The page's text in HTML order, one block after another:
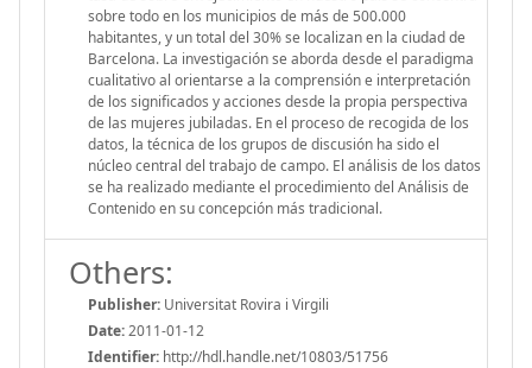
sobre todo en los municipios de más de 500.000
habitantes, y un total del 30% se localizan en la ciudad de
Barcelona. La investigación se aborda desde el paradigma
cualitativo al orientarse a la comprensión e interpretación
de los significados y acciones desde la propia perspectiva
de las mujeres jubiladas. En el proceso de recogida de los
datos, la técnica de los grupos de discusión ha sido el
núcleo central del trabajo de campo. El análisis de los datos
se ha realizado mediante el procedimiento del Análisis de
Contenido en su concepción más tradicional.
Others:
Publisher: Universitat Rovira i Virgili
Date:2011-01-12
Identifier: http://hdl.handle.net/10803/51756